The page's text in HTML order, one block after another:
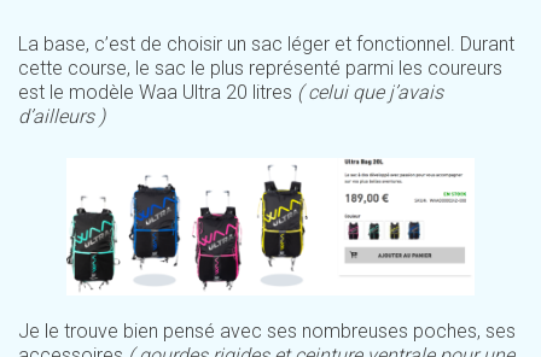
La base, c’est de choisir un sac léger et fonctionnel. Durant
cette course, le sac le plus représenté parmi les coureurs
est le modèle Waa Ultra 20 litres ( celui que j’avais
d’ailleurs )
Je le trouve bien pensé avec ses nombreuses poches, ses